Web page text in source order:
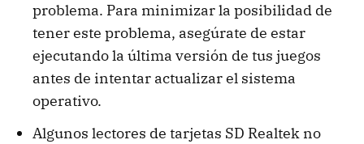
problema. Para minimizar la posibilidad de
tener este problema, asegúrate de estar
ejecutando la última versión de tus juegos
antes de intentar actualizar el sistema
operativo.
Algunos lectores de tarjetas SD Realtek no